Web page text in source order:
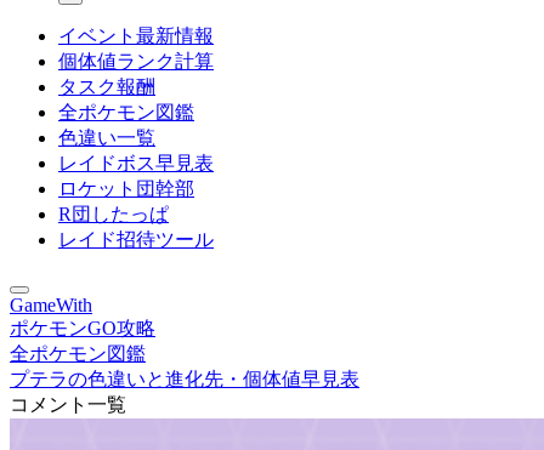
イベント最新情報
個体値ランク計算
タスク報酬
全ポケモン図鑑
色違い一覧
レイドボス早見表
ロケット団幹部
R団したっぱ
レイド招待ツール
GameWith
ポケモンGO攻略
全ポケモン図鑑
プテラの色違いと進化先・個体値早見表
コメント一覧